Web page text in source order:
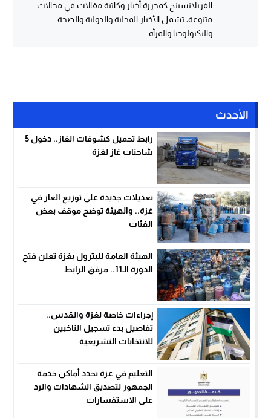
الفريلانسينج كمحررة أخبار وكاتبة مقالات في مجالات
متنوعة، تشمل الأخبار المحلية والدولية والصحة
والتكنولوجيا والمرأة
الأحدث
رابط تحميل كشوفات الغاز.. دخول 5
شاحنات غاز لغزة
تعديلات جديدة على توزيع الغاز في
غزة.. والهيئة توضح موقف بعض
الفئات
الهيئة العامة للبترول بغزة تعلن فتح
الدورة الـ11.. مرفق الرابط
إجراءات خاصة لغزة والقدس..
تفاصيل بدء تسجيل الناخبين
للانتخابات التشريعية
التعليم في غزة تحدد أماكن خدمة
الجمهور لتصديق الشهادات والرد
على الاستفسارات